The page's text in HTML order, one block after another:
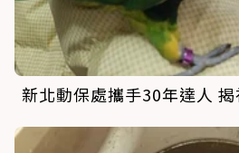
新北動保處攜手30年達人